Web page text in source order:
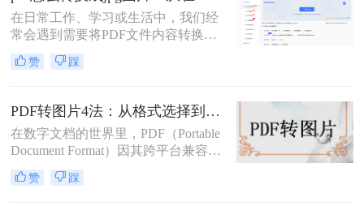
么你可以尝试以下方法。
在日常工作、学习或生活中，我们经
常会遇到需要将PDF文件内容转换为
JPG图片的场景。或许是希望将一份
报告中的图表插入PPT演示，或许是
个文件，又或者是为了在社交媒体上
展示一份精美的文档内容。PDF因其
格式稳定、兼容性强而成为文档分发
的首选，但其不易编辑和截取的特
性，也使得“PDF转JGT”成为一个高
频需求。
赞 踩
PDF转图片4法：从格式选择到DPI设置的完整操作指南！
在数字文档的世界里，PDF（Portable
Document Format）因其跨平台兼容性
和版面保真度而备受推崇。然而，在
某些情况下，将PDF文件中的页面或
赞 踩